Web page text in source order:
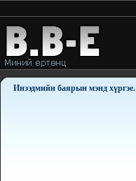
Инээдмийн баярын мэнд хүргэе.